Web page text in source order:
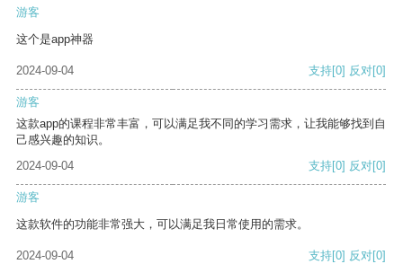
游客
这个是app神器
2024-09-04 支持[0] 反对[0]
游客
这款app的课程非常丰富，可以满足我不同的学习需求，让我能够找到自
己感兴趣的知识。
2024-09-04
支持[0] 反对[0]
游客
这款软件的功能非常强大，可以满足我日常使用的需求。
2024-09-04 支持[0] 反对[0]